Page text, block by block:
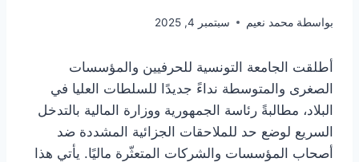
بواسطة محمد نعيم سبتمبر 4, 2025
أطلقت الجامعة التونسية للحرفيين والمؤسسات
الصغرى والمتوسطة نداءً جديدًا للسلطات العليا في
البلاد، مطالبةً رئاسة الجمهورية ووزارة المالية بالتدخل
السريع لوضع حد للملاحقات الجزائية المشددة ضد
أصحاب المؤسسات والشركات المتعثّرة ماليًا. يأتي هذا